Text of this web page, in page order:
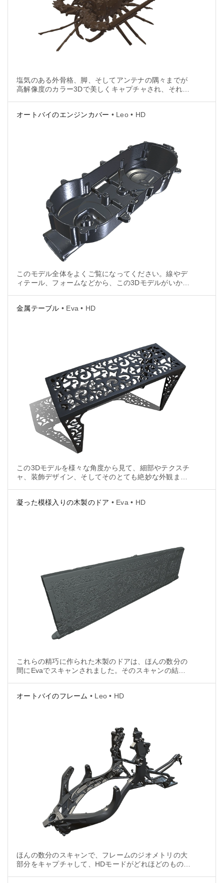
塩気のある外骨格、脚、そしてアンテナの隅々までが
高解像度のカラー3Dで美しくキャプチャされ、それら
オートバイのエンジンカバー • Leo • HD
このモデル全体をよくご覧になってください。線やデ
ィテール、フォームなどから、この3Dモデルがいかに
金属テーブル • Eva • HD
この3Dモデルを様々な角度から見て、細部やテクスチ
ャ、装飾デザイン、そしてそのとても絶妙な外観ま
凝った模様入りの木製のドア • Eva • HD
これらの精巧に作られた木製のドアは、ほんの数分の
間にEvaでスキャンされました。そのスキャンの結果
に合格しなければなりませんでした。
オートバイのフレーム • Leo • HD
ほんの数分のスキャンで、フレームのジオメトリの大
部分をキャプチャして、HDモードがどれほどのものか